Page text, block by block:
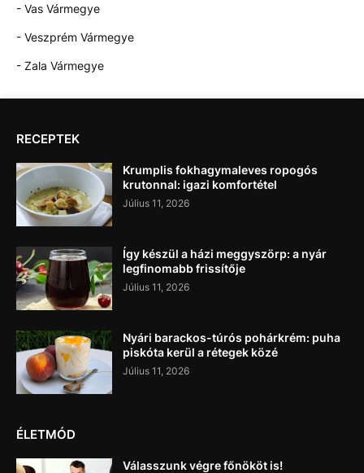
- Vas Vármegye
- Veszprém Vármegye
- Zala Vármegye
RECEPTEK
Krumplis fokhagymaleves ropogós
krutonnal: igazi komfortétel
Július 11, 2026
Így készül a házi meggyszörp: a nyár
legfinomabb frissítője
Július 11, 2026
Nyári barackos-túrós pohárkrém: puha
piskóta kerül a rétegek közé
Július 11, 2026
ÉLETMÓD
Válasszunk végre főnököt is!